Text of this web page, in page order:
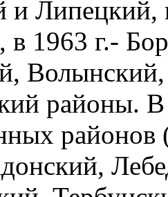
и
в 1963 г.-
районы. В